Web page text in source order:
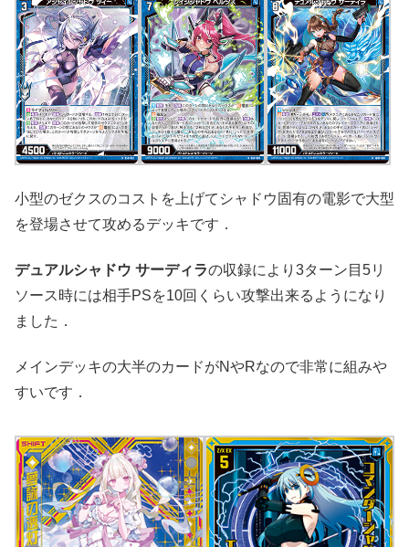
小型のゼクスのコストを上げてシャドウ固有の電影で大型
を登場させて攻めるデッキです．
デュアルシャドウ サーディラの収録により3ターン目5リ
ソース時には相手PSを10回くらい攻撃出来るようになり
ました．
メインデッキの大半のカードがNやRなので非常に組みや
すいです．